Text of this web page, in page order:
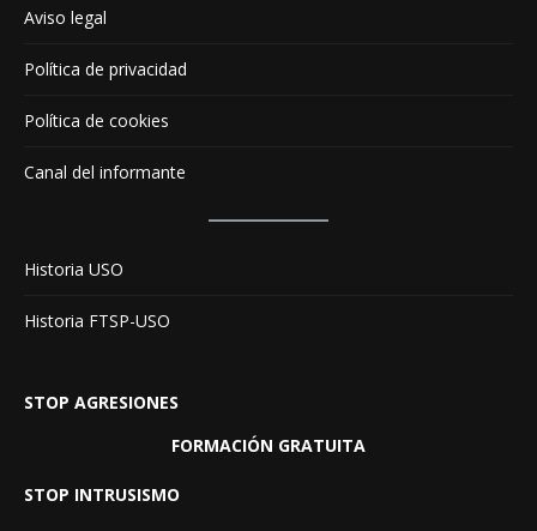
Aviso legal
Política de privacidad
Política de cookies
Canal del informante
Historia USO
Historia FTSP-USO
STOP AGRESIONES
FORMACIÓN GRATUITA
STOP INTRUSISMO